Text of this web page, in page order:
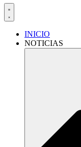
INICIO
NOTICIAS